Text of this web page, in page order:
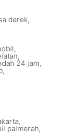
derek,
,
,
24 jam,
,
,
palmerah,